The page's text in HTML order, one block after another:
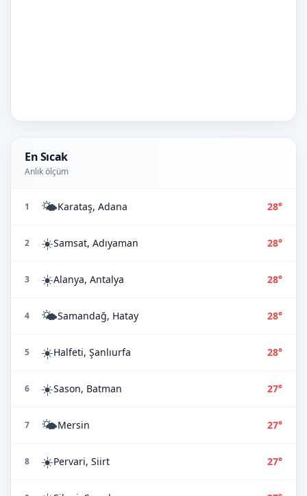
En Sıcak
Anlık ölçüm
1 🌤️Karataş, Adana 28°
2 ☀️Samsat, Adıyaman 28°
3 ☀️Alanya, Antalya 28°
4 🌤️Samandağ, Hatay 28°
5 ☀️Halfeti, Şanlıurfa 28°
6 ☀️Sason, Batman 27°
7 🌤️Mersin 27°
8 ☀️Pervari, Siirt 27°